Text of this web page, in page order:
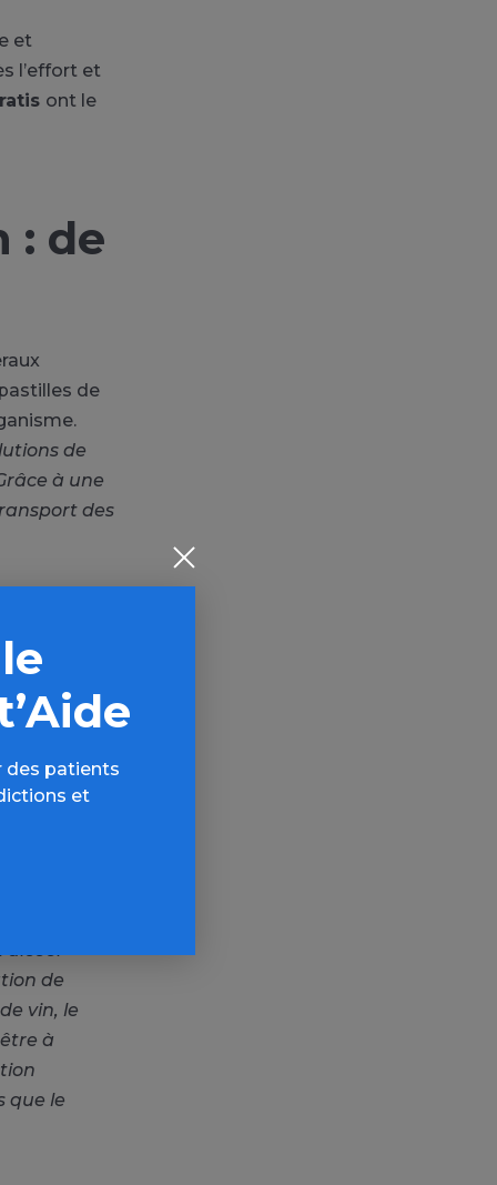
et
l’effort et
ont le
: de
de
de
à une
des
son
ne
de
vin, le
à
que le
des patients
et